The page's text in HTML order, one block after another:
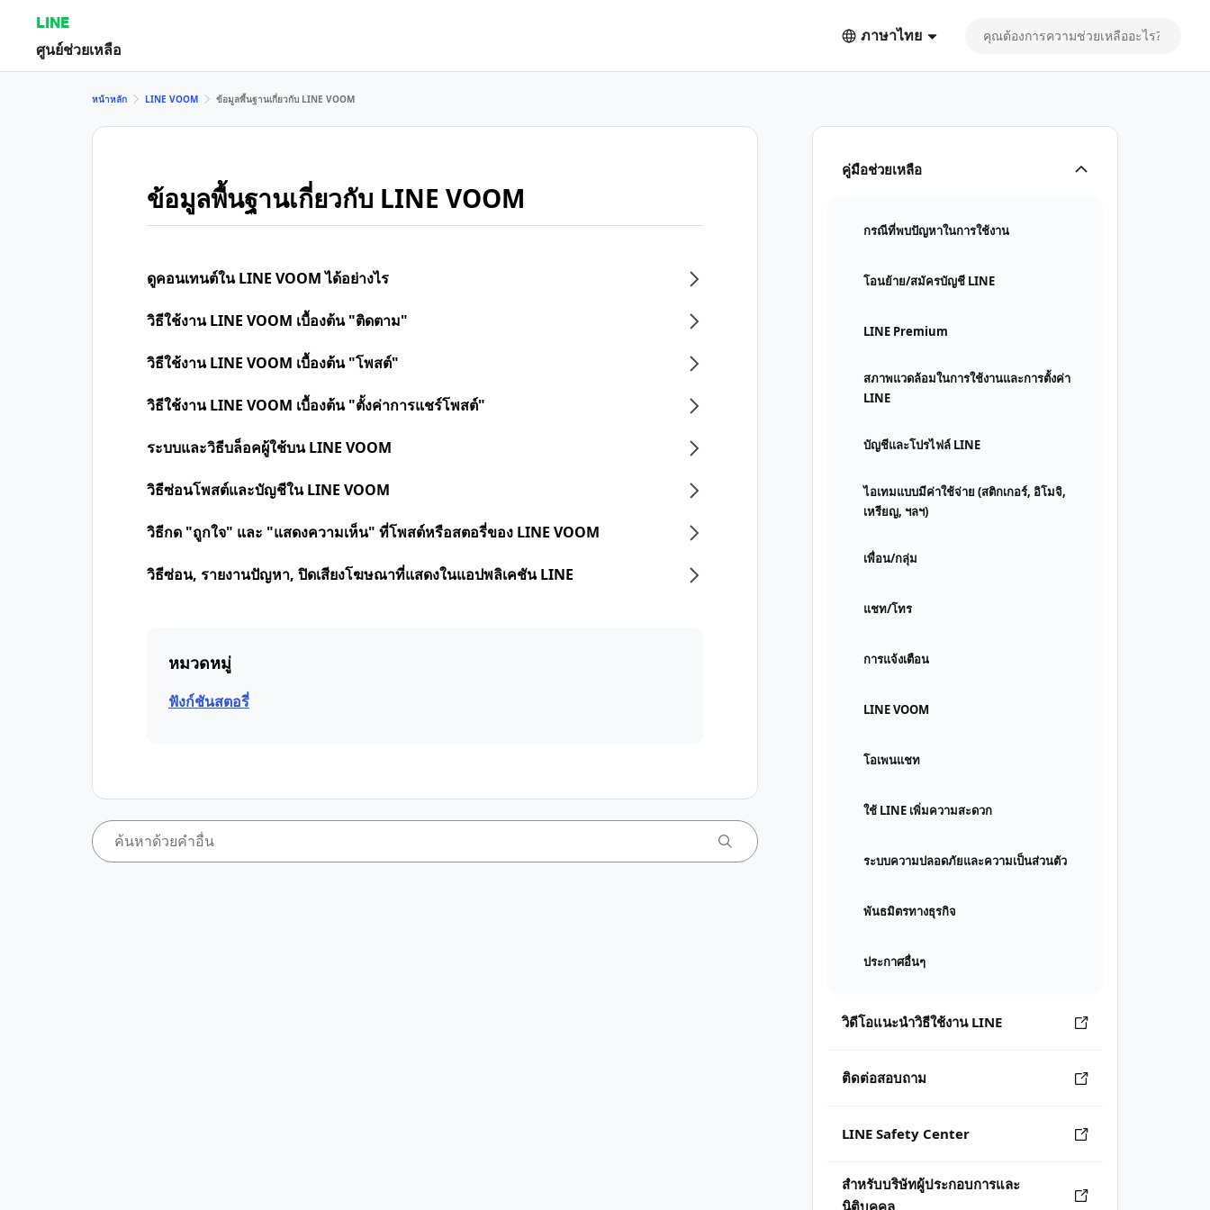
LINE
ศูนย์ช่วยเหลือ
ภาษาไทย
คู่มือช่วยเหลือ
กรณีที่พบปัญหาในการใช้งาน
โอนย้าย/สมัครบัญชี LINE
LINE Premium
สภาพแวดล้อมในการใช้งานและการตั้งค่า
LINE
บัญชีและโปรไฟล์ LINE
ไอเทมแบบมีค่าใช้จ่าย (สติกเกอร์, อิโมจิ,
เหรียญ, ฯลฯ)
เพื่อน/กลุ่ม
แชท/โทร
การแจ้งเตือน
LINE VOOM
โอเพนแชท
ใช้ LINE เพิ่มความสะดวก
ระบบความปลอดภัยและความเป็นส่วนตัว
พันธมิตรทางธุรกิจ
ประกาศอื่นๆ
วิดีโอแนะนำวิธีใช้งาน LINE
ติดต่อสอบถาม
LINE Safety Center
สำหรับบริษัทผู้ประกอบการและ
นิติบุคคล
หน้าหลัก LINE VOOM ข้อมูลพื้นฐานเกี่ยวกับ LINE VOOM
ข้อมูลพื้นฐานเกี่ยวกับ LINE VOOM
ดูคอนเทนต์ใน LINE VOOM ได้อย่างไร
วิธีใช้งาน LINE VOOM เบื้องต้น "ติดตาม"
วิธีใช้งาน LINE VOOM เบื้องต้น "โพสต์"
วิธีใช้งาน LINE VOOM เบื้องต้น "ตั้งค่าการแชร์โพสต์"
ระบบและวิธีบล็อคผู้ใช้บน LINE VOOM
วิธีซ่อนโพสต์และบัญชีใน LINE VOOM
วิธีกด "ถูกใจ" และ "แสดงความเห็น" ที่โพสต์หรือสตอรี่ของ LINE VOOM
วิธีซ่อน, รายงานปัญหา, ปิดเสียงโฆษณาที่แสดงในแอปพลิเคชัน LINE
หมวดหมู่
ฟังก์ชันสตอรี่